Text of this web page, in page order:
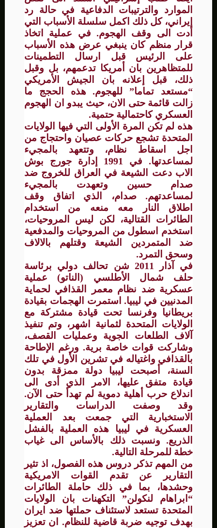
الموارد والترتيبات الدفاعية في حالة رد
إيراني، كل ذلك اكمل سلسلة الأسباب التي
أدت الى وقف الهجوم. في عملية اتخاذ
قرار منظم كان ينبغي عرض هذه الأسباب
على الرئيس قبل ارسال التطمينات
للمتظاهرين بان أمريكا تدعمهم، بل وقبل
ذلك، قبل إعلانه بان الجيش الأمريكي
“مستعد تماما” للهجوم. هذه الحجج ما
زالت قائمة حتى الان، حيث يبدو ان الهجوم
العسكري كاحتمالية حتمية.
هذه لم تكن المرة الأولى التي فيها الولايات
المتحدة تشجع حركات عصيان واحتجاج من
اجل اسقاط نظام، وتتعهد بالمجيء
لمساعدتها. في 1991 إدارة جورج بوش
الاب دعت الشيعة في العراق للخروج ضد
صدام حسين وتعهدت بالمجيء
لمساعدتهم. صدام، الذي اتفاق وقف
اطلاق النار معه منعه من استخدام
الطائرات القتالية، لكن ليس المروحيات،
استخدم اسطول من المروحيات والمدفعية
ضد المتمردين الشيعة وقتلهم بالالاف
وسحق التمرد.
في آذار 2011 شن تحالف دولي برئاسة
حلف شمال الأطلسي (الناتو) عملية
عسكرية ضد نظام معمر القذافي لحماية
المدنيين في ليبيا. استمرت الهجمات بقيادة
بريطانيا وفرنسا تحت قيادة مشتركة مع
الولايات المتحدة لثمانية اشهر، وتم تنفيذ
آلاف الطلعات الجوية وعمليات القصف،
وشاركت قوات خاصة برية. ورغم الإطاحة
بالقذافي واغتياله في تشرين الأول في تلك
السنة، أصبحت ليبيا دولة ممزقة بدون
قيادة متفق عليها، الامر الذي أدى الى
اندلاع حرب أهلية دموية لم تهدأ حتى الآن.
وقد وصفت الدراسات والتقارير
الاستخبارية التي جمعت بعد العملية
العسكرية في ليبيا هذه العملية بالفشل
الذريع. ونسبت ذلك بالأساس الى غياب
خطة للمرحلة التالية.
من المهم تذكر دروس هذه الفصول، اذ تثير
التقارير عن تقدم القوات الامريكية
وحشدها، بما في ذلك حاملة الطائرات
“ابراهام لنكولن” التكهنات بان الولايات
المتحدة تستعد لاستئناف حملتها ضد ايران
بهدف توجيه ضربة قاضية للنظام. ان تعزيز